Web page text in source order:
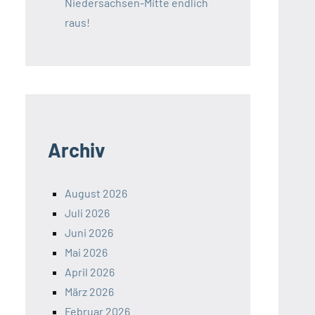
raus!
Archiv
August 2026
Juli 2026
Juni 2026
Mai 2026
April 2026
März 2026
Februar 2026